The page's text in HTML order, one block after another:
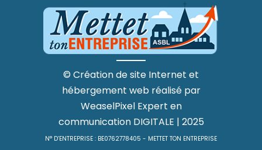
© Création de site Internet et
hébergement webréalisé par
WeaselPixel Expert en
communication DIGITALE | 2025
N° D’ENTREPRISE : BE0762778405 - METTET TON ENTREPRISE